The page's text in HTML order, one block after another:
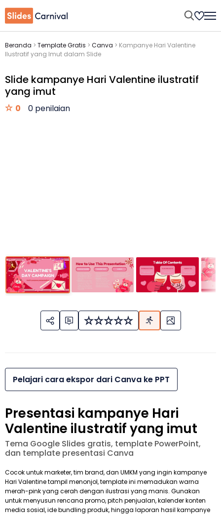
Beranda > Template Gratis > Canva > Kampanye Hari Valentine
Ilustratif yang Imut dalam Slide
Slide kampanye Hari Valentine ilustratif
yang imut
0 0 penilaian
Pelajari cara ekspor dari Canva ke PPT
Presentasi kampanye Hari
Valentine ilustratif yang imut
Tema Google Slides gratis, template PowerPoint,
dan template presentasi Canva
Cocok untuk marketer, tim brand, dan UMKM yang ingin kampanye
Hari Valentine tampil menonjol, template ini memadukan warna
merah-pink yang cerah dengan ilustrasi yang manis. Gunakan
untuk menyusun rencana promo, pitch penjualan, kalender konten
media sosial, ide bundling produk, hingga laporan hasil kampanye